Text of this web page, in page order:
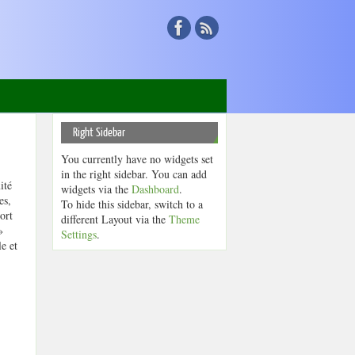
et
Right Sidebar
You currently have no widgets set
in the right sidebar. You can add
widgets via the Dashboard.
To hide this sidebar, switch to a
different Layout via the Theme
Settings.